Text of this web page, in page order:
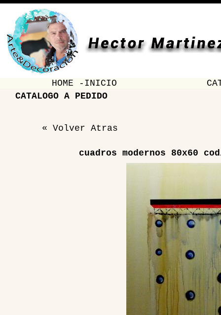
HOME -INICIO
CATALOGO A PEDIDO
« Volver Atras
cuadros modernos 80x60